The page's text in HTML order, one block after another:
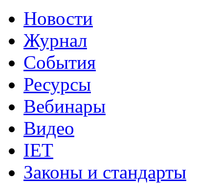
Новости
Журнал
События
Ресурсы
Вебинары
Видео
IET
Законы и стандарты